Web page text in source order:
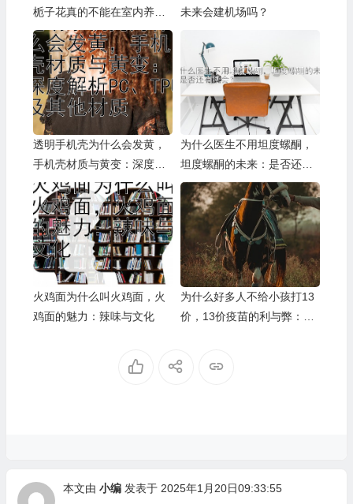
栀子花真的不能在室内养
吗？
未来会建机场吗？
透明手机壳为什么会发黄，
手机壳材质与黄变：深度解
析PC、TPU及其他材质
为什么医生不用坦度螺酮，
坦度螺酮的未来：是否还有
机会？
火鸡面为什么叫火鸡面，火
鸡面的魅力：辣味与文化
为什么好多人不给小孩打13
价，13价疫苗的利与弊：理
本文由 小编发表于 2025年1月20日09:33:55